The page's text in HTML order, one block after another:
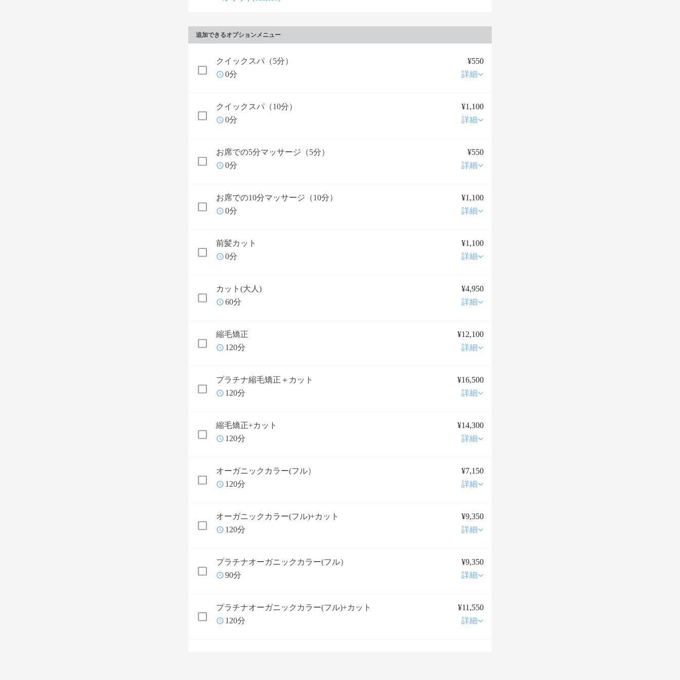
追加できるオプションメニュー
クイックスパ（5分）
¥550
0分
詳細
クイックスパ（10分）
¥1,100
0分
詳細
お席での5分マッサージ（5分）
¥550
0分
詳細
お席での10分マッサージ（10分）
¥1,100
0分
詳細
前髪カット
¥1,100
0分
詳細
カット(大人)
¥4,950
60分
詳細
縮毛矯正
¥12,100
120分
詳細
プラチナ縮毛矯正＋カット
¥16,500
120分
詳細
縮毛矯正+カット
¥14,300
120分
詳細
オーガニックカラー(フル）
¥7,150
120分
詳細
オーガニックカラー(フル)+カット
¥9,350
120分
詳細
プラチナオーガニックカラー(フル）
¥9,350
90分
詳細
プラチナオーガニックカラー(フル)+カット
¥11,550
120分
詳細